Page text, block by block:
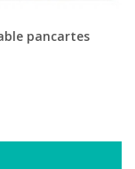
pancartes